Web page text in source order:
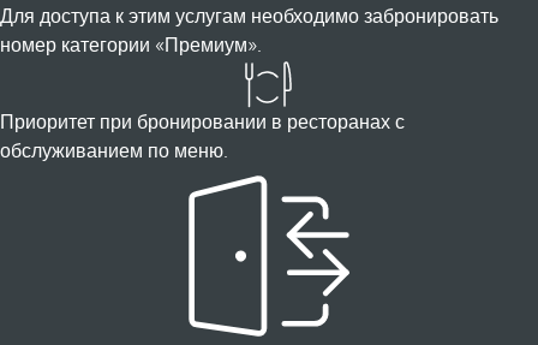
Для доступа к этим услугам необходимо забронировать
номер категории «Премиум».
Приоритет при бронировании в ресторанах с
обслуживанием по меню.